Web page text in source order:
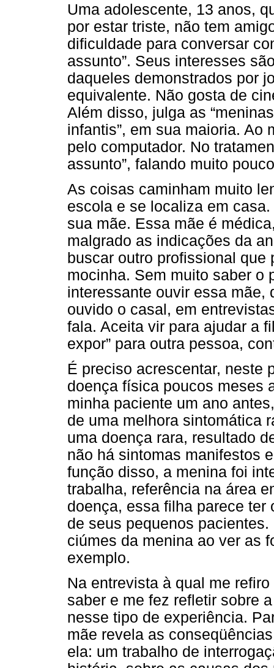
Uma adolescente, 13 anos,
por estar triste, não tem
dificuldade para conversar
assunto”. Seus interesses
daqueles demonstrados por
equivalente. Não gosta de
Além disso, julga as
infantis”, em sua maioria. Ao
pelo computador. No
assunto”, falando muito
As coisas caminham muito
escola e se localiza em
sua mãe. Essa mãe é
malgrado as indicações da
buscar outro profissional
mocinha. Sem muito saber o
interessante ouvir essa mãe,
ouvido o casal, em
fala. Aceita vir para ajudar a
expor” para outra pessoa,
É preciso acrescentar, neste
doença física poucos meses
minha paciente um ano
de uma melhora sintomática
uma doença rara, resultado
não há sintomas manifestos
função disso, a menina foi
trabalha, referência na área
doença, essa filha parece
de seus pequenos
ciúmes da menina ao ver as
exemplo.
Na entrevista à qual me
saber e me fez refletir sobre
nesse tipo de experiência.
mãe revela as
ela: um trabalho de